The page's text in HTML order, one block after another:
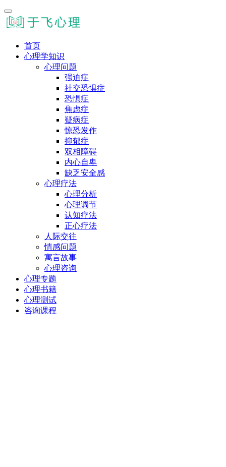
首页
心理学知识
心理问题
强迫症
社交恐惧症
恐惧症
焦虑症
疑病症
惊恐发作
抑郁症
双相障碍
内心自卑
缺乏安全感
心理疗法
心理分析
心理调节
认知疗法
正心疗法
人际交往
情感问题
寓言故事
心理咨询
心理专题
心理书籍
心理测试
咨询课程